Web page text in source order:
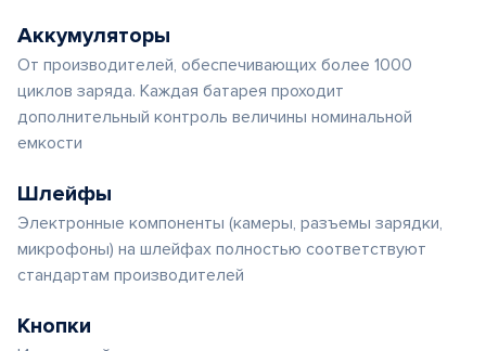
Аккумуляторы
От производителей, обеспечивающих более 1000
циклов заряда. Каждая батарея проходит
дополнительный контроль величины номинальной
емкости
Шлейфы
Электронные компоненты (камеры, разъемы зарядки,
микрофоны) на шлейфах полностью соответствуют
стандартам производителей
Кнопки